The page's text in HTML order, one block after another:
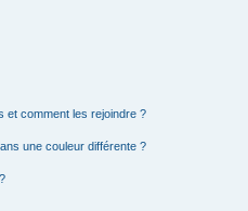
et comment les rejoindre ?
une couleur différente ?